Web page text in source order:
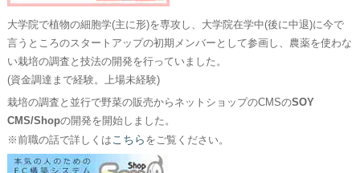
大学院で植物の細胞学(主に形)を専攻し、大学院在学中(後に中退)に今で
言うところのスタートアップの初期メンバーとして参画し、農薬を使わな
い栽培の調査と技法の開発を行っていました。
(資金調達まで経験。上場未経験)
栽培の調査と並行で野菜の販売からネットショップのCMSのSOY
CMS/Shopの開発を開始しました。
※前職の話で詳しくは こちら をご覧ください。